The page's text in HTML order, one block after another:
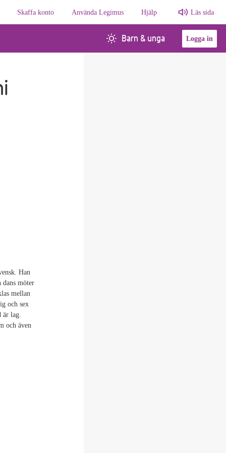
Skaffa konto Använda Legimus Hjälp Läs sida
Barn & unga Logga in
Han
dans möter
mellan
och sex
är lag.
och även